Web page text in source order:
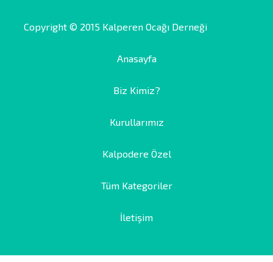
Copyright © 2015 Kalperen Ocağı Derneği
Anasayfa
Biz Kimiz?
Kurullarımız
Kalpodere Özel
Tüm Kategoriler
İletişim